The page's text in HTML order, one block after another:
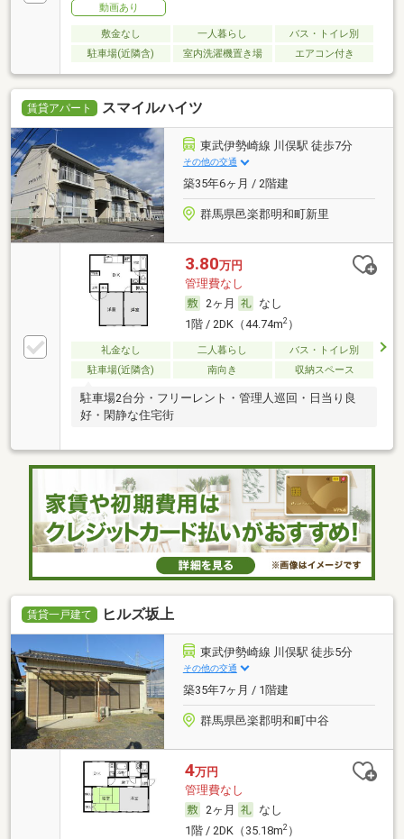
動画あり
敷金なし 一人暮らし
バス・トイレ別
駐車場(近隣含)
室内洗濯機置き場 エアコン付き
賃貸アパート スマイルハイツ
東武伊勢崎線 川俣駅 徒歩7分
その他の交通
築35年6ヶ月 / 2階建
群馬県邑楽郡明和町新里
3.80万円
管理費なし
2ヶ月
なし
1階 / 2DK（44.74m2）
礼金なし 二人暮らし
バス・トイレ別
駐車場(近隣含)
南向き 収納スペース
駐車場2台分・フリーレント・管理人巡回・日当り良
好・閑静な住宅街
賃貸一戸建て ヒルズ坂上
東武伊勢崎線 川俣駅 徒歩5分
その他の交通
築35年7ヶ月 / 1階建
群馬県邑楽郡明和町中谷
4万円
管理費なし
2ヶ月
なし
1階 / 2DK（35.18m2）